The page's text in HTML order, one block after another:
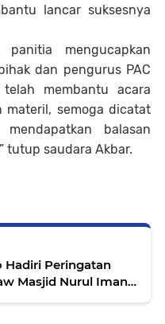
lancar suksesnya
mengucapkan
dan pengurus PAC
membantu acara
materil, semoga dicatat
balasan
tutup saudara Akbar.
Hadiri Peringatan
Masjid Nurul Iman